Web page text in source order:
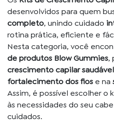
desenvolvidos para quem
completo, unindo cuidado
rotina prática, eficiente e
Nesta categoria, você
de produtos Blow Gummies,
crescimento capilar saudável
fortalecimento dos fios e na
Assim, é possível escolher o
às necessidades do seu
cuidados.